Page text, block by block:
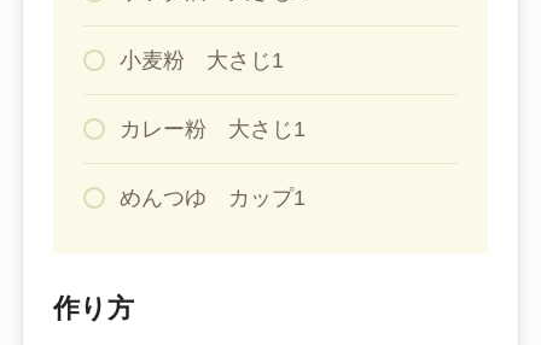
小麦粉 大さじ1
カレー粉 大さじ1
めんつゆ カップ1
作り方